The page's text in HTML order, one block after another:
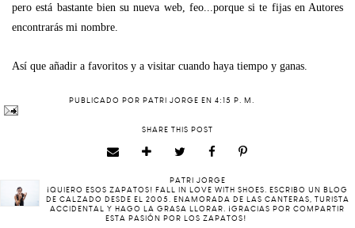
pero está bastante bien su nueva web, feo...porque si te fijas en Autores
encontrarás mi nombre.
Así que añadir a favoritos y a visitar cuando haya tiempo y ganas.
PUBLICADO POR PATRI JORGE EN 4:15 P. M.
SHARE THIS POST
PATRI JORGE
¡QUIERO ESOS ZAPATOS! FALL IN LOVE WITH SHOES. ESCRIBO UN BLOG
DE CALZADO DESDE EL 2005. ENAMORADA DE LAS CANTERAS, TURISTA
ACCIDENTAL Y HAGO LA GRASA LLORAR. ¡GRACIAS POR COMPARTIR
ESTA PASIÓN POR LOS ZAPATOS!